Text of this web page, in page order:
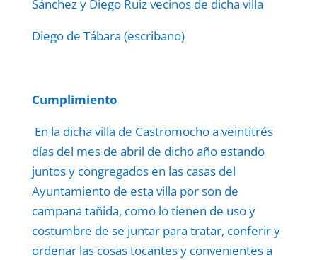
Sánchez y Diego Ruiz vecinos de dicha villa
Diego de Tábara (escribano)
Cumplimiento
En la dicha villa de Castromocho a veintitrés
días del mes de abril de dicho año estando
juntos y congregados en las casas del
Ayuntamiento de esta villa por son de
campana tañida, como lo tienen de uso y
costumbre de se juntar para tratar, conferir y
ordenar las cosas tocantes y convenientes a